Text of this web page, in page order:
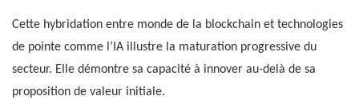
Cette hybridation entre monde de la blockchain et technologies
de pointe comme l’IA illustre la maturation progressive du
secteur. Elle démontre sa capacité à innover au-delà de sa
proposition de valeur initiale.